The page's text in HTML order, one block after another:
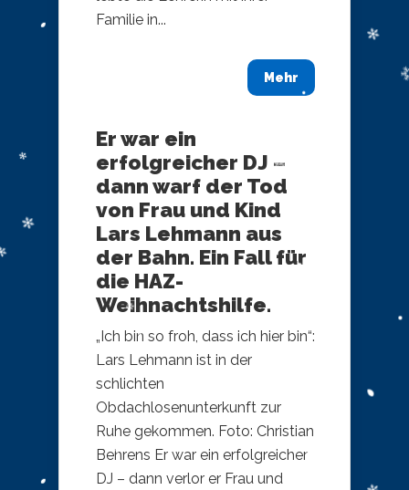
Familie in...
Mehr
Er war ein
erfolgreicher DJ –
dann warf der Tod
von Frau und Kind
Lars Lehmann aus
der Bahn. Ein Fall für
die HAZ-
Weihnachtshilfe.
„Ich bin so froh, dass ich hier bin“:
Lars Lehmann ist in der
schlichten
Obdachlosenunterkunft zur
Ruhe gekommen. Foto: Christian
Behrens Er war ein erfolgreicher
DJ – dann verlor er Frau und